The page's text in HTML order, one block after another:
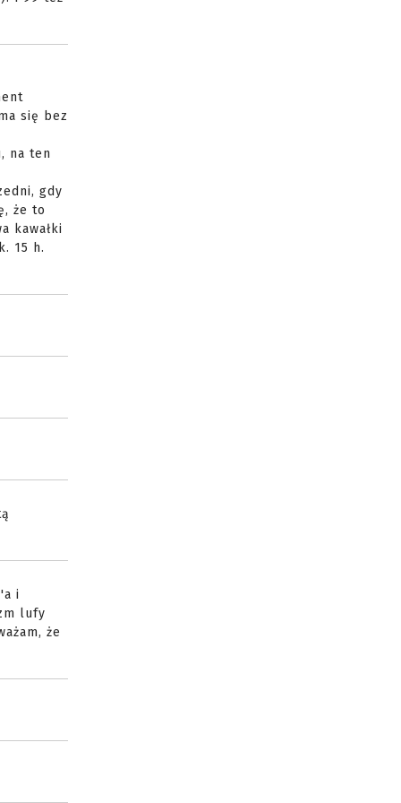
się bez
na ten
gdy
że to
kawałki
15 h.
i
lufy
że